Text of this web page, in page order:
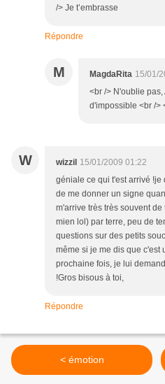
/> Je t’embrasse
Répondre
M MagdaRita 15/01/
<br /> N'oublie
d'impossible <br />
W wizzil 15/01/2009 01:22
géniale ce qui t'est arrivé
de me donner un signe
m'arrive très très souvent
mien lol) par terre, peu de
questions sur des petits
même si je me dis que c'est
prochaine fois, je lui
!Gros bisous à toi,
Répondre
< émotion